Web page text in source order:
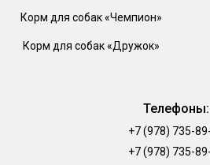
Корм для собак «Чемпион»
Корм для собак «Дружок»
Телефоны:
+7 (978) 735-
+7 (978) 735-